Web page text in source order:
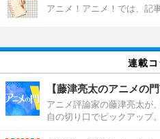
アニメ！アニメ！では、記
連載コ
【藤津亮太のアニメの門
アニメ評論家の藤津亮太が
自の切り口でピックアップ。